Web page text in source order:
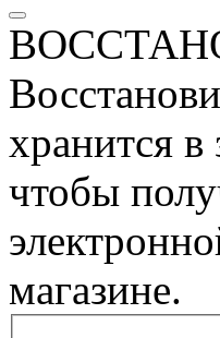
хранится
чтобы
магазине.